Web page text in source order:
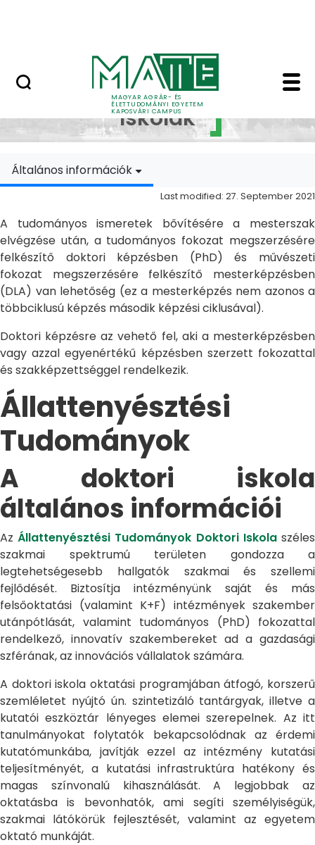
MAGYAR AGRÁR- ÉS
ÉLETTUDOMÁNYI EGYETEM
KAPOSVÁRI CAMPUS
Doktori Iskolák -
Doktori
Iskolák
Általános információk
Last modified: 27. September 2021
A tudományos ismeretek bővítésére a mesterszak
elvégzése után, a tudományos fokozat megszerzésére
felkészítő doktori képzésben (PhD) és művészeti
fokozat megszerzésére felkészítő mesterképzésben
(DLA) van lehetőség (ez a mesterképzés nem azonos a
többciklusú képzés második képzési ciklusával).
Doktori képzésre az vehető fel, aki a mesterképzésben
vagy azzal egyenértékű képzésben szerzett fokozattal
és szakképzettséggel rendelkezik.
Állattenyésztési
Tudományok
A doktori iskola
általános információi
AzÁllattenyésztési Tudományok Doktori Iskolaszéles
szakmai spektrumú területen gondozza a
legtehetségesebb hallgatók szakmai és szellemi
fejlődését. Biztosítja intézményünk saját és más
felsőoktatási (valamint K+F) intézmények szakember
utánpótlását, valamint tudományos (PhD) fokozattal
rendelkező, innovatív szakembereket ad a gazdasági
szférának, az innovációs vállalatok számára.
A doktori iskola oktatási programjában átfogó, korszerű
szemléletet nyújtó ún. szintetizáló tantárgyak, illetve a
kutatói eszköztár lényeges elemei szerepelnek. Az itt
tanulmányokat folytatók bekapcsolódnak az érdemi
kutatómunkába, javítják ezzel az intézmény kutatási
teljesítményét, a kutatási infrastruktúra hatékony és
magas színvonalú kihasználását. A legjobbak az
oktatásba is bevonhatók, ami segíti személyiségük,
szakmai látókörük fejlesztését, valamint az egyetem
oktató munkáját.